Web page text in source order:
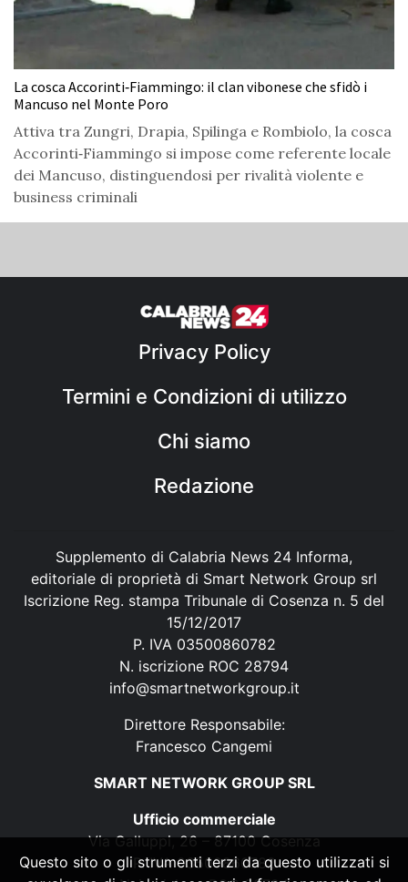
La cosca Accorinti‑Fiammingo: il clan vibonese che sfidò i
Mancuso nel Monte Poro
Attiva tra Zungri, Drapia, Spilinga e Rombiolo, la cosca
Accorinti‑Fiammingo si impose come referente locale
dei Mancuso, distinguendosi per rivalità violente e
business criminali
Privacy Policy
Termini e Condizioni di utilizzo
Chi siamo
Redazione
Supplemento di Calabria News 24 Informa,
editoriale di proprietà di Smart Network Group srl
Iscrizione Reg. stampa Tribunale di Cosenza n. 5 del
15/12/2017
P. IVA 03500860782
N. iscrizione ROC 28794
info@smartnetworkgroup.it
Direttore Responsabile:
Francesco Cangemi
SMART NETWORK GROUP SRL
Ufficio commerciale
Via Galluppi, 26 – 87100 Cosenza
P. IVA 03500860782
Questo sito o gli strumenti terzi da questo utilizzati si